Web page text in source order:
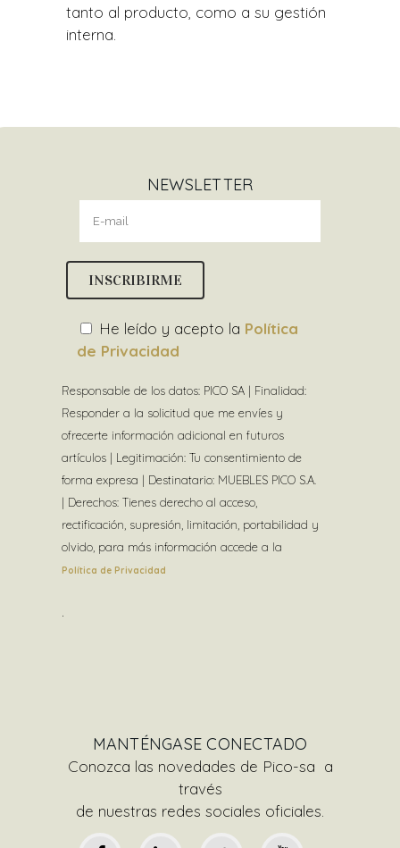
tanto al producto, como a su gestión
interna.
NEWSLETTER
He leído y acepto la Política
de Privacidad
Responsable de los datos: PICO SA | Finalidad:
Responder a la solicitud que me envíes y
ofrecerte información adicional en futuros
artículos | Legitimación: Tu consentimiento de
forma expresa | Destinatario: MUEBLES PICO S.A.
| Derechos: Tienes derecho al acceso,
rectificación, supresión, limitación, portabilidad y
olvido, para más información accede a la
Política de Privacidad
MANTÉNGASE CONECTADO
Conozca las novedades de Pico-sa a
través
de nuestras redes sociales oficiales.